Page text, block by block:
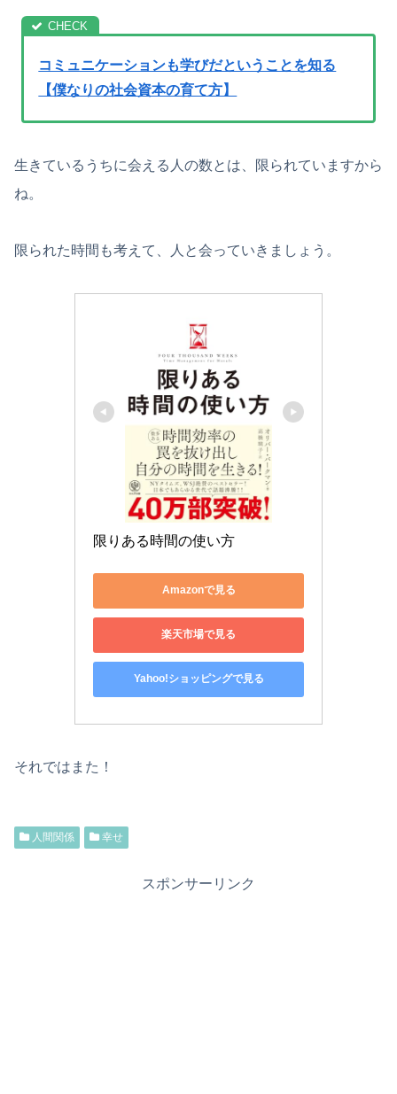
コミュニケーションも学びだということを知る
【僕なりの社会資本の育て方】
生きているうちに会える人の数とは、限られていますから
ね。
限られた時間も考えて、人と会っていきましょう。
限りある時間の使い方
Amazonで見る
楽天市場で見る
Yahoo!ショッピングで見る
それではまた！
人間関係 幸せ
スポンサーリンク